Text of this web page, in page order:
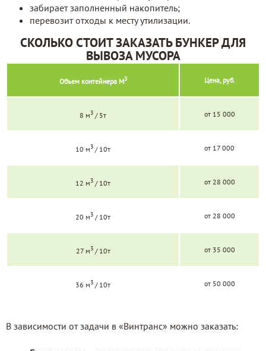
забирает заполненный накопитель;
перевозит отходы к месту утилизации.
СКОЛЬКО СТОИТ ЗАКАЗАТЬ БУНКЕР ДЛЯ
ВЫВОЗА МУСОРА
Объем контейнера М3 Цена, руб.
8 м3 / 5т от 15 000
10 м3 / 10т от 17 000
12 м3 / 10т от 28 000
20 м3 / 10т от 28 000
27 м3/ 10т от 35 000
36 м3 / 10т от 50 000
В зависимости от задачи в «Винтранс» можно заказать: